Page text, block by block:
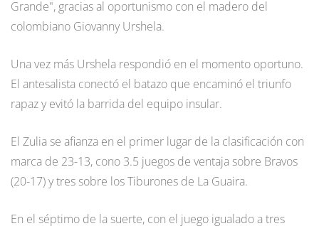
Grande", gracias al oportunismo con el madero del
colombiano Giovanny Urshela.
Una vez más Urshela respondió en el momento oportuno.
El antesalista conectó el batazo que encaminó el triunfo
rapaz y evitó la barrida del equipo insular.
El Zulia se afianza en el primer lugar de la clasificación con
marca de 23-13, cono 3.5 juegos de ventaja sobre Bravos
(20-17) y tres sobre los Tiburones de La Guaira.
En el séptimo de la suerte, con el juego igualado a tres